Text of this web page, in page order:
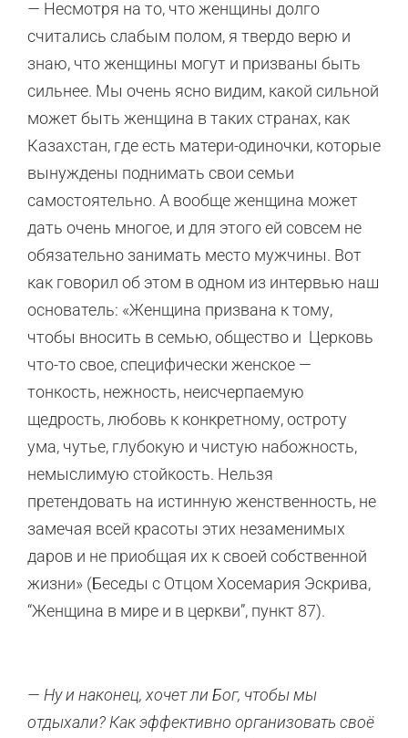
— Несмотря на то, что женщины долго
считались слабым полом, я твердо верю и
знаю, что женщины могут и призваны быть
сильнее. Мы очень ясно видим, какой сильной
может быть женщина в таких странах, как
Казахстан, где есть матери-одиночки, которые
вынуждены поднимать свои семьи
самостоятельно. А вообще женщина может
дать очень многое, и для этого ей совсем не
обязательно занимать место мужчины. Вот
как говорил об этом в одном из интервью наш
основатель: «Женщина призвана к тому,
чтобы вносить в семью, общество и Церковь
что-то свое, специфически женское —
тонкость, нежность, неисчерпаемую
щедрость, любовь к конкретному, остроту
ума, чутье, глубокую и чистую набожность,
немыслимую стойкость. Нельзя
претендовать на истинную женственность, не
замечая всей красоты этих незаменимых
даров и не приобщая их к своей собственной
жизни» (Беседы с Отцом Хосемария Эскрива,
“Женщина в мире и в церкви”, пункт 87).
— Ну и наконец, хочет ли Бог, чтобы мы
отдыхали? Как эффективно организовать своё